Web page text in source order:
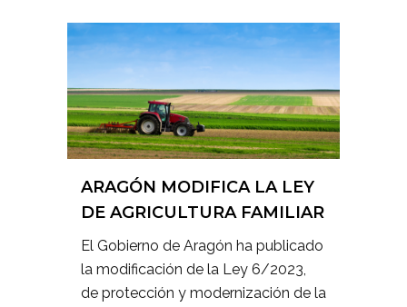
ARAGÓN MODIFICA LA LEY
DE AGRICULTURA FAMILIAR
El Gobierno de Aragón ha publicado
la modificación de la Ley 6/2023,
de protección y modernización de la